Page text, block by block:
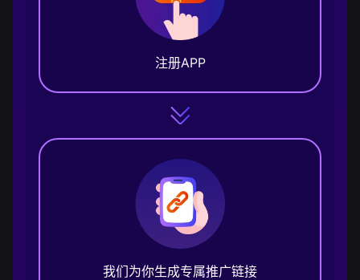
注册APP
我们为你生成专属推广链接